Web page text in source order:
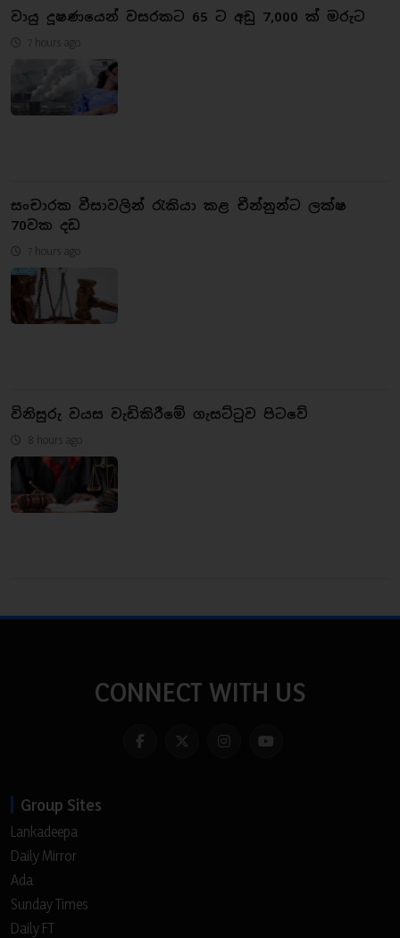
වායු දූෂණයෙන් වසරකට 65 ට අඩු 7,000 ක් මරුට
7 hours ago
සංචාරක වීසාවලින් රැකියා කළ චීන්නුන්ට ලක්ෂ
70වක දඩ
7 hours ago
විනිසුරු වයස වැඩිකිරීමේ ගැසට්ටුව පිටවේ
8 hours ago
CONNECT WITH US
Group Sites
Lankadeepa
Daily Mirror
Ada
Sunday Times
Daily FT